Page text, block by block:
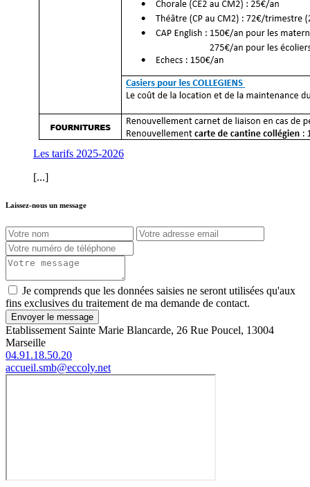
Les tarifs 2025-2026
[...]
Laissez-nous un message
Je comprends que les données saisies ne seront utilisées qu'aux
fins exclusives du traitement de ma demande de contact.
Envoyer le message
Etablissement Sainte Marie Blancarde, 26 Rue Poucel, 13004
Marseille
04.91.18.50.20
accueil.smb@eccoly.net